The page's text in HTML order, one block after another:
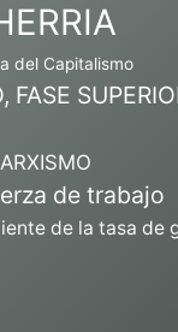
del Capitalismo
FASE
de trabajo
de la tasa de